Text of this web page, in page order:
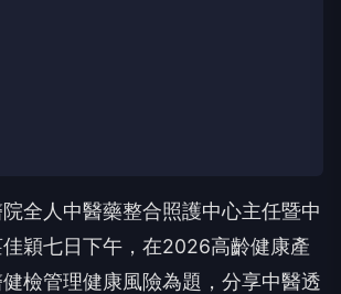
人中醫藥整合照護中心主任暨中
穎七日下午，在2026高齡健康產
檢管理健康風險為題，分享中醫透